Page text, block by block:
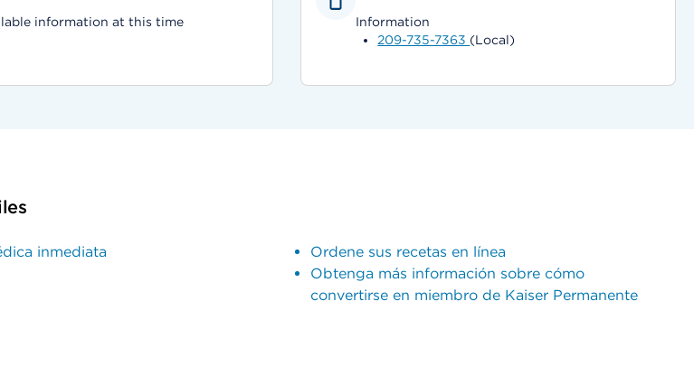
information at this time
Information
209-735-7363 (Local)
inmediata
Ordene sus recetas en línea
Obtenga más información sobre cómo
convertirse en miembro de Kaiser Permanente